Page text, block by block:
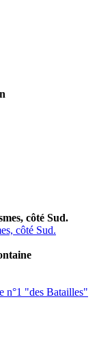
côté Sud.
côté Sud.
n°1 "des Batailles"